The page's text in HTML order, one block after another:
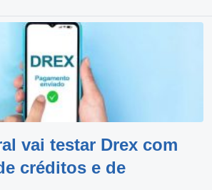
vai testar Drex com
créditos e de